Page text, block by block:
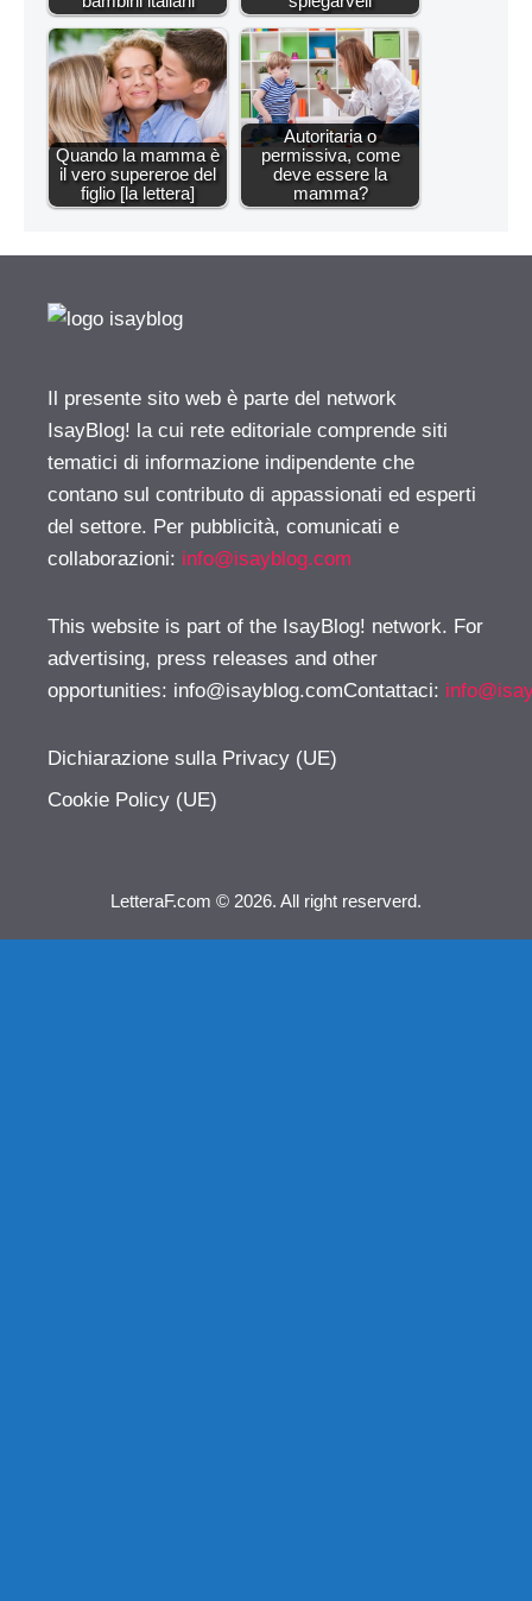
Quando la mamma è
il vero supereroe del
figlio [la lettera]
Autoritaria o
permissiva, come
deve essere la
mamma?
Il presente sito web è parte del network
IsayBlog! la cui rete editoriale comprende siti
tematici di informazione indipendente che
contano sul contributo di appassionati ed esperti
del settore. Per pubblicità, comunicati e
collaborazioni: info@isayblog.com
This website is part of the IsayBlog! network. For
advertising, press releases and other
opportunities: info@isayblog.comContattaci:
Dichiarazione sulla Privacy (UE)
Cookie Policy (UE)
LetteraF.com © 2026. All right reserverd.